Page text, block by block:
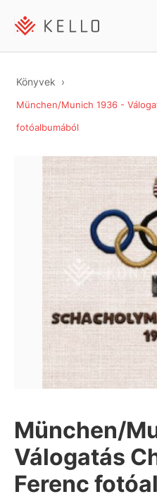
Könyvek
München/Munich 1936 -
fotóalbumából
München/
Válogatás
Ferenc